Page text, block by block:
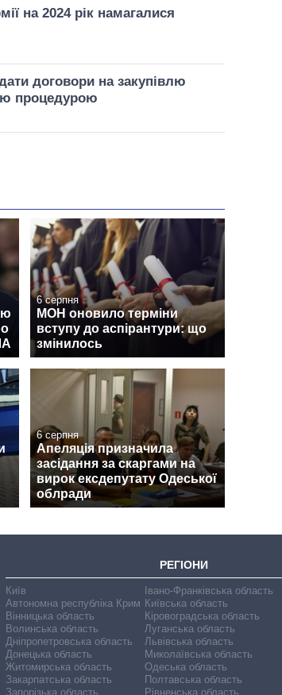
на 2024 рік намагалися
договори на закупівлю
процедурою
6 серпня
МОН оновило терміни
вступу до аспірантури: що
змінилось
6 серпня
Апеляція призначила
засідання за скаргами на
вирок ексдепутату Одеської
облради
РЕГІОНИ
Київ
Автономна республіка Крим
Вінницька область
Волинська область
Дніпропетровська область
Донецька область
Житомирська область
Закарпатська область
Запорізька область
Івано-Франківська область
Київська область
Кіровоградська область
Луганська область
Львівська область
Миколаївська область
Одеська область
Полтавська область
Рівненська область